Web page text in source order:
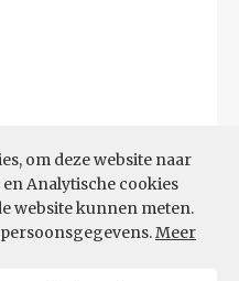
om deze website naar
Analytische cookies
website kunnen meten.
Meer